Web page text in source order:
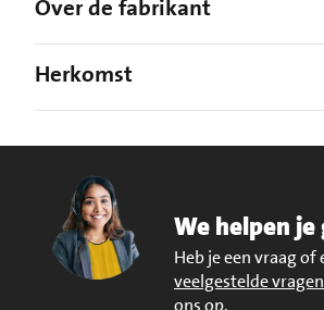
Over de fabrikant
Herkomst
We helpen je
Heb je een vraag of
veelgestelde
ons op.